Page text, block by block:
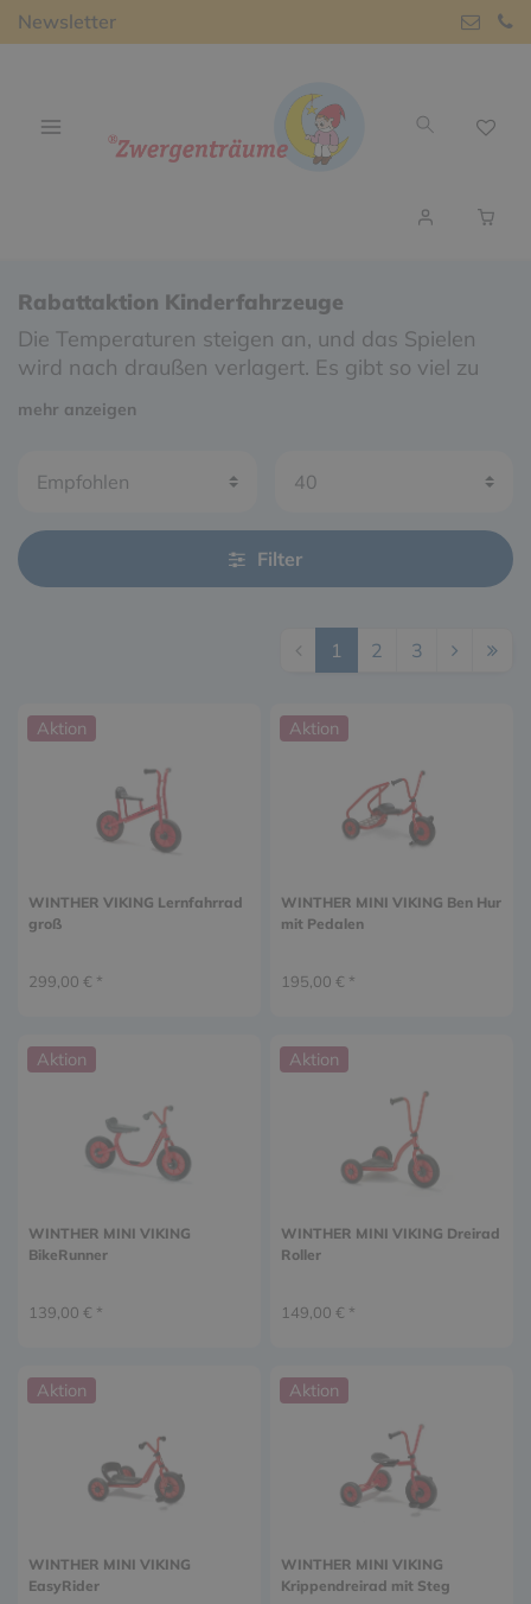
Newsletter
Rabattaktion Kinderfahrzeuge
Die Temperaturen steigen an, und das Spielen
wird nach draußen verlagert. Es gibt so viel zu
mehr Spaß für die Kleinen, wenn sie mobil sind.
ermöglichen, haben wir eineRabatt-Aktion auf
Winther VIKING, Winther CHALLENGE,Winther
EXPLORER
Top Trikefür Sie. Sie erhalten
beim Kauf von 2 Fahrzeugen 5 %undbeim Kauf
von 3 und mehr Fahrzeugen 10 % Rabatt
. Diese Aktion ist
vom
11.05.2026 bis zum 25.09.2026gültig.
*Ausgenommen von dieser Aktion sind TurtleBusse, Fahrradanhänger,
wird Ihnen automatisch im Warenkorb abgezogen. Diese Aktion ist nicht
mit anderen Rabatten und Aktionen kombinierbar.
mehr anzeigen
Filter
1 2 3
Aktion
WINTHER VIKING Lernfahrrad
groß
299,00 € *
Aktion
WINTHER MINI VIKING Ben Hur
mit Pedalen
195,00 € *
Aktion
WINTHER MINI VIKING
BikeRunner
139,00 € *
Aktion
WINTHER MINI VIKING Dreirad
Roller
149,00 € *
Aktion
WINTHER MINI VIKING
EasyRider
Aktion
WINTHER MINI VIKING
Krippendreirad mit Steg